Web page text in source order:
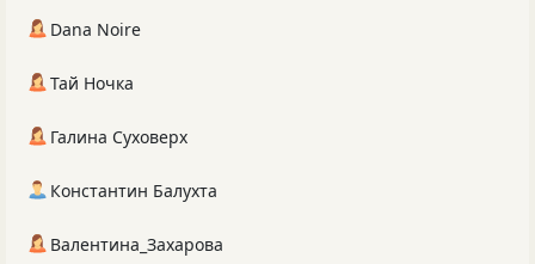
Dana Noire
Тай Ночка
Галина Суховерх
Константин Балухта
Валентина_Захарова